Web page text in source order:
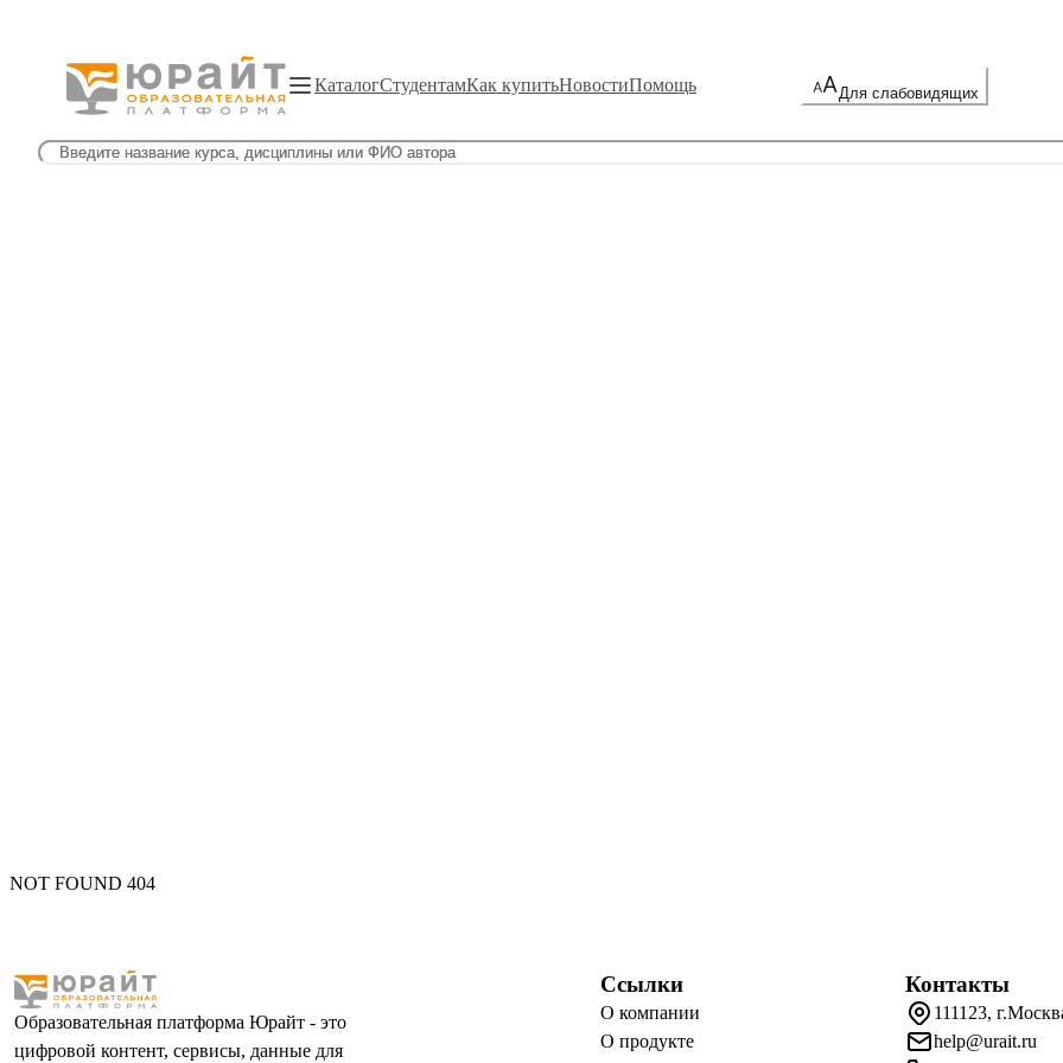
КаталогСтудентамКак купитьНовостиПомощь Для слабовидящих
NOT FOUND 404
Образовательная платформа Юрайт - это
цифровой контент, сервисы, данные для
Ссылки
О компании
О продукте
Контакты
111123,
help@urait.ru